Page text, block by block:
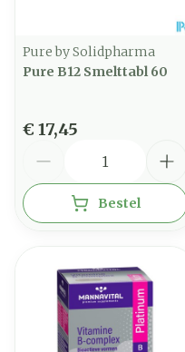
Pure by Solidpharma
Pure B12 Smelttabl 60
€ 17,45
Bestel